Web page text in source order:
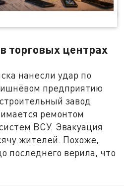
торговых центрах
нанесли удар по
предприятию
завод
ремонтом
ВСУ. Эвакуация
жителей. Похоже,
последнего верила, что